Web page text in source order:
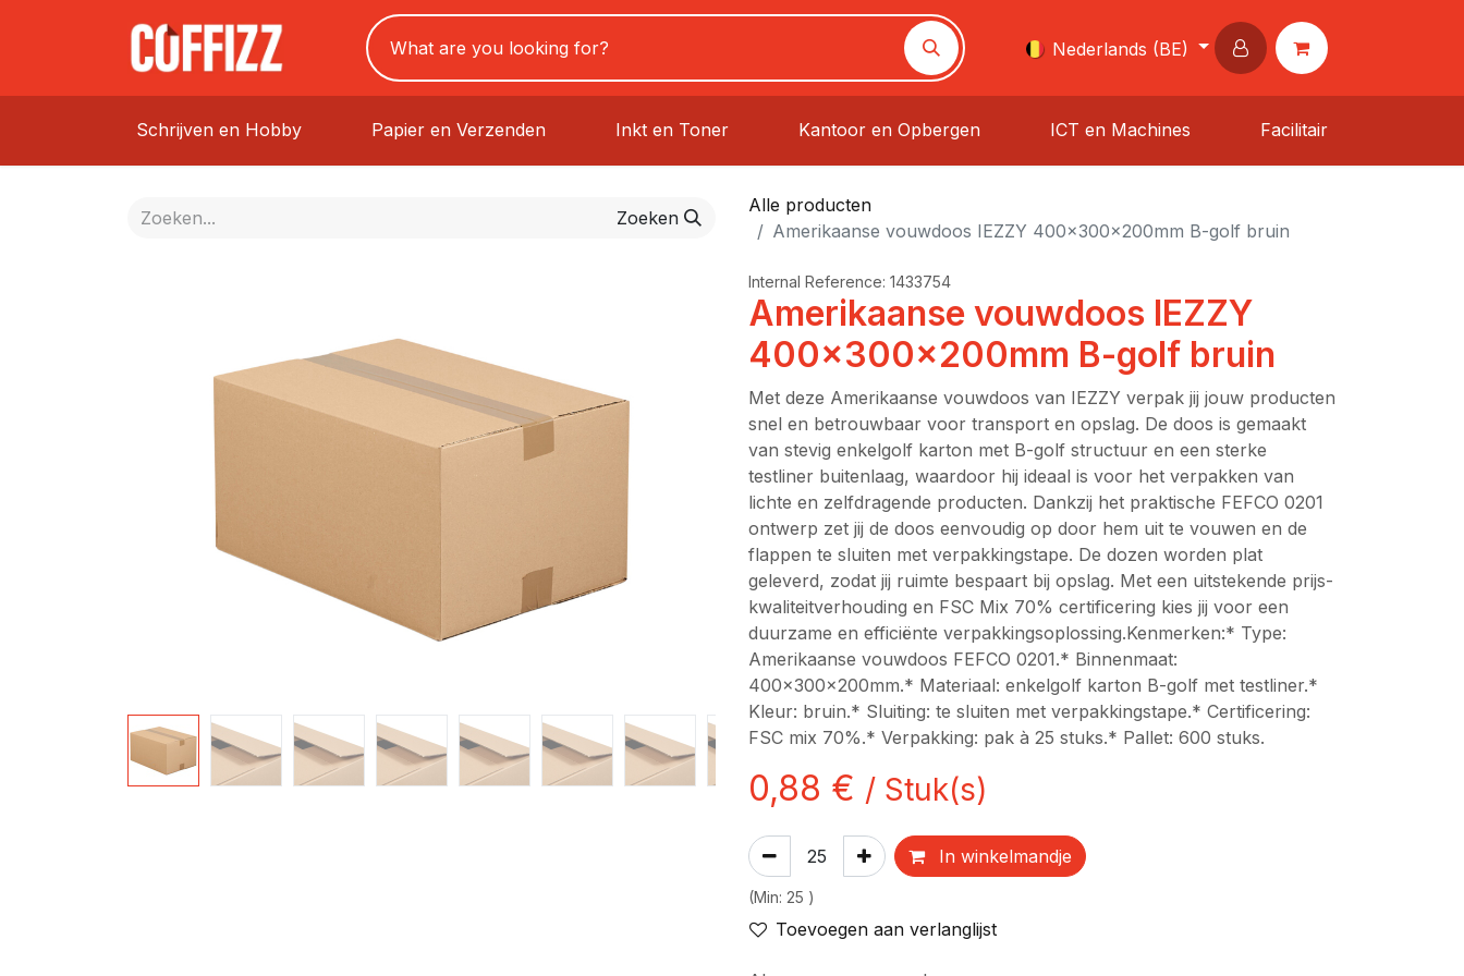
Nederlands (BE)
Schrijven en Hobby Papier en Verzenden Inkt en Toner Kantoor en Opbergen ICT en Machines Facilitair
Zoeken
Alle producten
Amerikaanse vouwdoos IEZZY 400x300x200mm B-golf bruin
Internal Reference: 1433754
Amerikaanse vouwdoos IEZZY
400x300x200mm B-golf bruin
Met deze Amerikaanse vouwdoos van IEZZY verpak jij jouw producten
snel en betrouwbaar voor transport en opslag. De doos is gemaakt
van stevig enkelgolf karton met B-golf structuur en een sterke
testliner buitenlaag, waardoor hij ideaal is voor het verpakken van
lichte en zelfdragende producten. Dankzij het praktische FEFCO 0201
ontwerp zet jij de doos eenvoudig op door hem uit te vouwen en de
flappen te sluiten met verpakkingstape. De dozen worden plat
geleverd, zodat jij ruimte bespaart bij opslag. Met een uitstekende prijs-
kwaliteitverhouding en FSC Mix 70% certificering kies jij voor een
duurzame en efficiënte verpakkingsoplossing.Kenmerken:* Type:
Amerikaanse vouwdoos FEFCO 0201.* Binnenmaat:
400x300x200mm.* Materiaal: enkelgolf karton B-golf met testliner.*
Kleur: bruin.* Sluiting: te sluiten met verpakkingstape.* Certificering:
FSC mix 70%.* Verpakking: pak à 25 stuks.* Pallet: 600 stuks.
0,88 € / Stuk(s)
In winkelmandje
(Min: 25 )
Toevoegen aan verlanglijst